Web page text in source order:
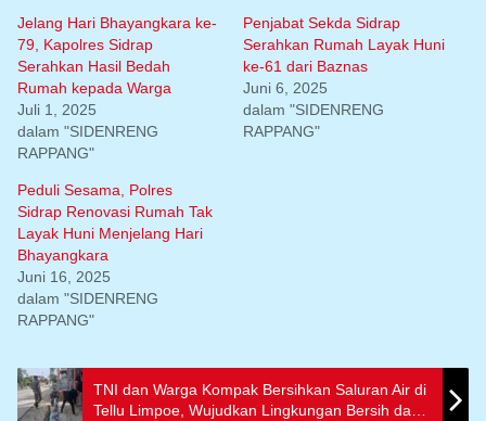
Jelang Hari Bhayangkara ke-
79, Kapolres Sidrap
Serahkan Hasil Bedah
Rumah kepada Warga
Juli 1, 2025
dalam "SIDENRENG
RAPPANG"
Penjabat Sekda Sidrap
Serahkan Rumah Layak Huni
ke-61 dari Baznas
Juni 6, 2025
dalam "SIDENRENG
RAPPANG"
Peduli Sesama, Polres
Sidrap Renovasi Rumah Tak
Layak Huni Menjelang Hari
Bhayangkara
Juni 16, 2025
dalam "SIDENRENG
RAPPANG"
TNI dan Warga Kompak Bersihkan Saluran Air di
Tellu Limpoe, Wujudkan Lingkungan Bersih dan